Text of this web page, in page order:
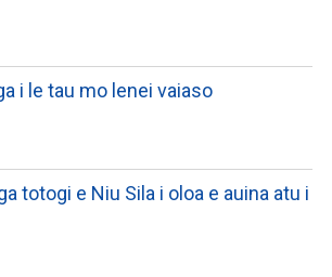
i le tau mo lenei vaiaso
totogi e Niu Sila i oloa e auina atu i